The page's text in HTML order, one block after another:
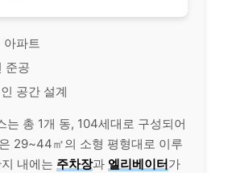
아파트
준공
공간 설계
는 총 1개 동, 104세대로 구성되어
29~44㎡의 소형 평형대로 이루
내에는 주차장과 엘리베이터가